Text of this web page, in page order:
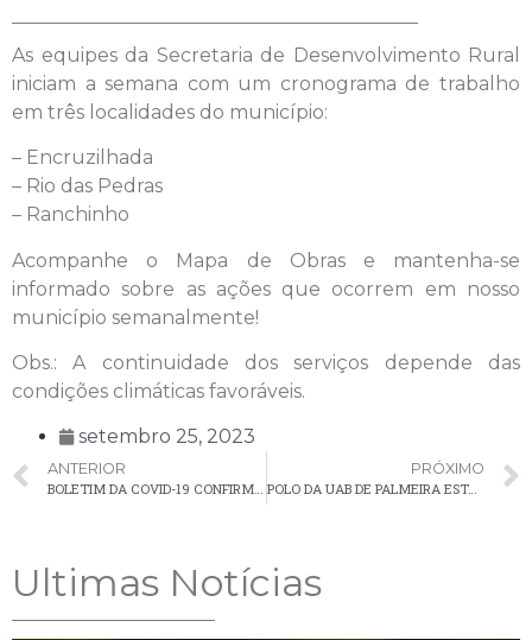
As equipes da Secretaria de Desenvolvimento Rural
iniciam a semana com um cronograma de trabalho
em três localidades do município:
– Encruzilhada
– Rio das Pedras
– Ranchinho
Acompanhe o Mapa de Obras e mantenha-se
informado sobre as ações que ocorrem em nosso
município semanalmente!
Obs.: A continuidade dos serviços depende das
condições climáticas favoráveis.
setembro 25, 2023
ANTERIOR
BOLETIM DA COVID-19 CONFIRMA 4 NOVOS CASOS EM PALMEIRA NA ÚLTIMA SEMANA
PRÓXIMO
POLO DA UAB DE PALMEIRA ESTÁ COM INSCRIÇÕES ABERTAS PARA O CURSO DE LICENCIATURA EM COMPUTAÇÃO
Ultimas Notícias